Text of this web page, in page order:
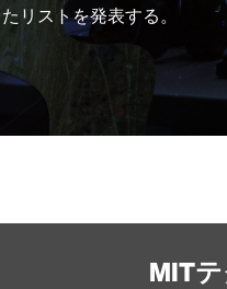
リストを発表する。
MIT